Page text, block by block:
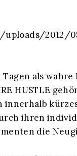
uploads/2012/
als
HUSTLE
innerhalb
ihren
die